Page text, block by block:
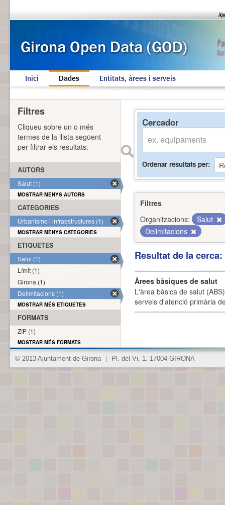
Inici Dades Entitats, àrees i serveis
Cercador
Ordenar resultats per
Filtres
Organitzacions:
Salut
Delimitacions
Resultat de la
Àrees bàsiques de salut
L'àrea bàsica de salut
serveis d'atenció primària
Filtres
Cliqueu sobre un o més
termes de la llista següent
per filtrar els resultats.
AUTORS
Salut (1)
MOSTRAR MENYS AUTORS
CATEGORIES
Urbanisme i infraestructures (1)
MOSTRAR MENYS CATEGORIES
ETIQUETES
Salut (1)
Límit (1)
Girona (1)
Delimitacions (1)
MOSTRAR MÉS ETIQUETES
FORMATS
ZIP (1)
MOSTRAR MÉS FORMATS
© 2013 Ajuntament de Girona Pl. del Vi, 1. 17004 GIRONA